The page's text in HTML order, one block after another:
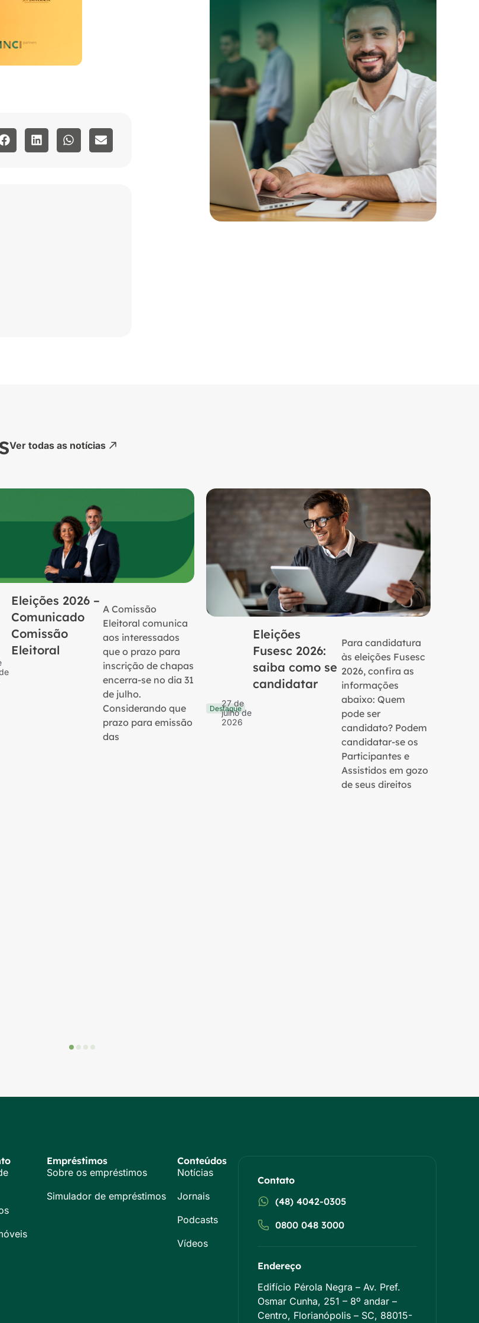
Ver todas as notícias
Eleições 2026 –
Comunicado
Comissão
Eleitoral
A Comissão
Eleitoral comunica
aos interessados
que o prazo para
inscrição de chapas
encerra-se no dia 31
de julho.
Considerando que
prazo para emissão
das
Destaque
27 de
julho de
2026
Eleições
Fusesc 2026:
saiba como se
candidatar
Para candidatura
às eleições Fusesc
2026, confira as
informações
abaixo: Quem
pode ser
candidato? Podem
candidatar-se os
Participantes e
Assistidos em gozo
de seus direitos
Empréstimos
Sobre os empréstimos
Simulador de empréstimos
Conteúdos
Notícias
Jornais
Podcasts
Vídeos
Contato
(48) 4042-0305
0800 048 3000
Endereço
Edifício Pérola Negra – Av. Pref.
Osmar Cunha, 251 – 8º andar –
Centro, Florianópolis – SC, 88015-